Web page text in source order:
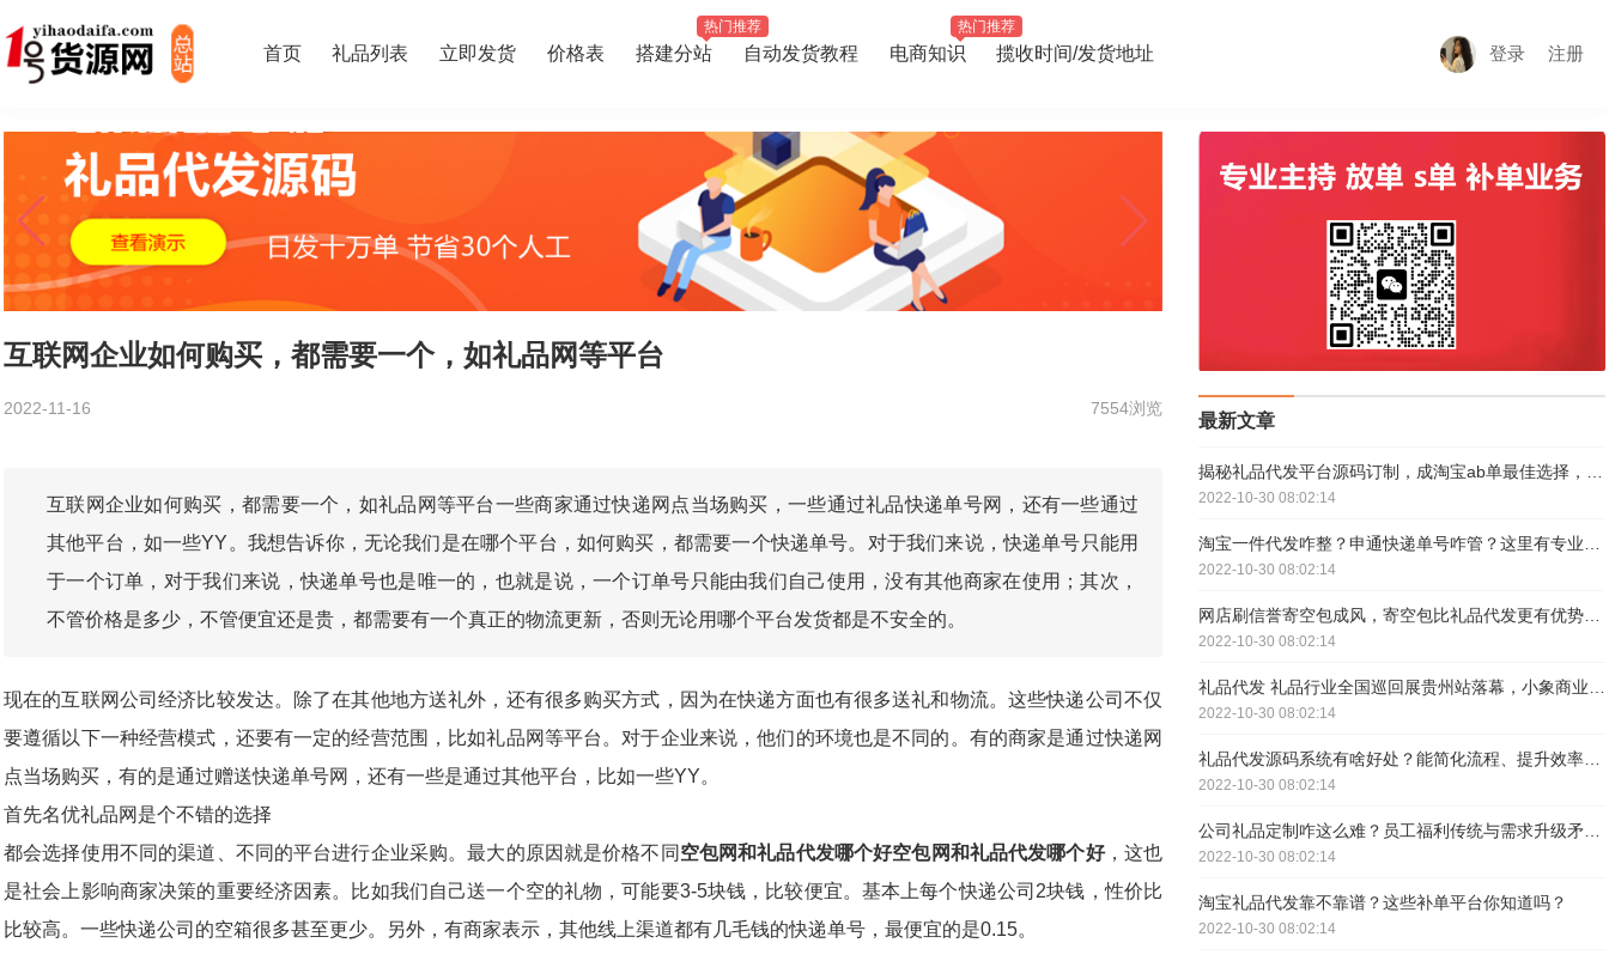
首页 礼品列表 立即发货 价格表
热门推荐
搭建分站 自动发货教程
热门推荐
电商知识 揽收时间/发货地址 登录 注册
互联网企业如何购买，都需要一个，如礼品网等平台
2022-11-16 7554浏览
互联网企业如何购买，都需要一个，如礼品网等平台一些商家通过快递网点当场购买，一些通过礼品快递单号网，还有一些通过
其他平台，如一些YY。我想告诉你，无论我们是在哪个平台，如何购买，都需要一个快递单号。对于我们来说，快递单号只能用
于一个订单，对于我们来说，快递单号也是唯一的，也就是说，一个订单号只能由我们自己使用，没有其他商家在使用；其次，
不管价格是多少，不管便宜还是贵，都需要有一个真正的物流更新，否则无论用哪个平台发货都是不安全的。
现在的互联网公司经济比较发达。除了在其他地方送礼外，还有很多购买方式，因为在快递方面也有很多送礼和物流。这些快递公司不仅
要遵循以下一种经营模式，还要有一定的经营范围，比如礼品网等平台。对于企业来说，他们的环境也是不同的。有的商家是通过快递网
点当场购买，有的是通过赠送快递单号网，还有一些是通过其他平台，比如一些YY。
首先名优礼品网是个不错的选择
都会选择使用不同的渠道、不同的平台进行企业采购。最大的原因就是价格不同 空包网和礼品代发哪个好空包网和礼品代发哪个好，这也
是社会上影响商家决策的重要经济因素。比如我们自己送一个空的礼物，可能要3-5块钱，比较便宜。基本上每个快递公司2块钱，性价比
比较高。一些快递公司的空箱很多甚至更少。另外，有商家表示，其他线上渠道都有几毛钱的快递单号，最便宜的是0.15。
最新文章
2022-10-30 08:02:14
2022-10-30 08:02:14
网店刷信誉寄空包成风，寄空包比礼品代发更有优势吗？
2022-10-30 08:02:14
2022-10-30 08:02:14
礼品代发源码系统有啥好处？能简化流程、提升效率，好处多多
2022-10-30 08:02:14
公司礼品定制咋这么难？员工福利传统与需求升级矛盾咋解？
2022-10-30 08:02:14
淘宝礼品代发靠不靠谱？这些补单平台你知道吗？
2022-10-30 08:02:14